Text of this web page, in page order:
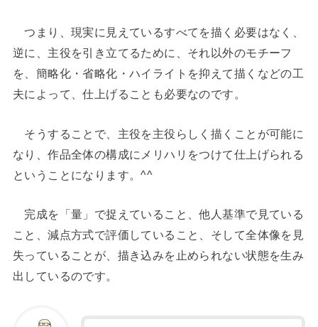
つまり、現実に見えているすべてを描く必要はなく、
逆に、主役を引き立てるために、それ以外のモチーフ
を、簡略化・省略化・ハイライトを抑えて描くなどの工
夫によって、仕上げることも必要なのです。
そうすることで、主役を主役らしく描くことが可能に
なり、作品全体の構成にメリハリをつけて仕上げられる
ということになります。^^
完成を「量」で捉えていること、他人基準で見ている
こと、減点方式で評価していること、そして全体像を見
失っていることが、描き込みを止められない状態を生み
出しているのです。